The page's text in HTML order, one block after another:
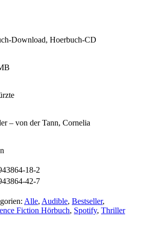
Download, Hoerbuch-CD
– von der Tann, Cornelia
18-2
42-7
Alle, Audible, Bestseller,
Fiction Hörbuch, Spotify, Thriller